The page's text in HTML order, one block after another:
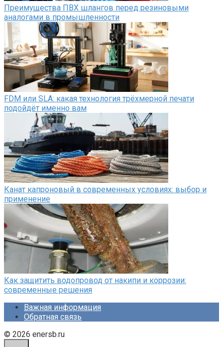
Преимущества ПВХ шлангов перед резиновыми
аналогами в промышленности
FDM или SLA: какая технология трёхмерной печати
подойдёт именно вам
Канат капроновый в современных условиях: выбор и
применение
Как защитить водопровод от накипи и коррозии:
современные решения
Важная информация
Обратная связь
© 2026 enersb.ru